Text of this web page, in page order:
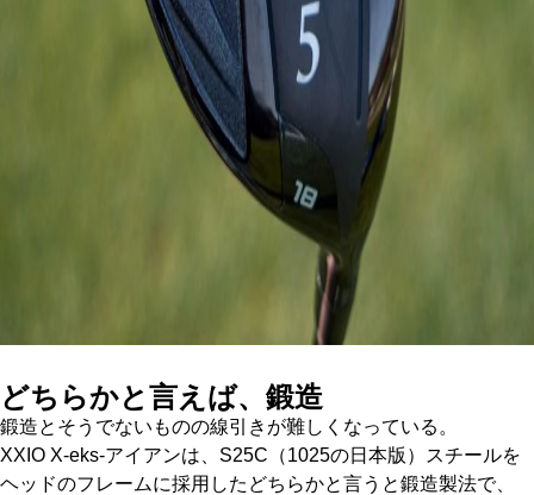
どちらかと言えば、鍛造
鍛造とそうでないものの線引きが難しくなっている。
XXIO X-eks-アイアンは、S25C（1025の日本版）スチールを
ヘッドのフレームに採用したどちらかと言うと鍛造製法で、